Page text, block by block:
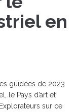
en
guidées de 2023
le Pays d’art et
sur ce